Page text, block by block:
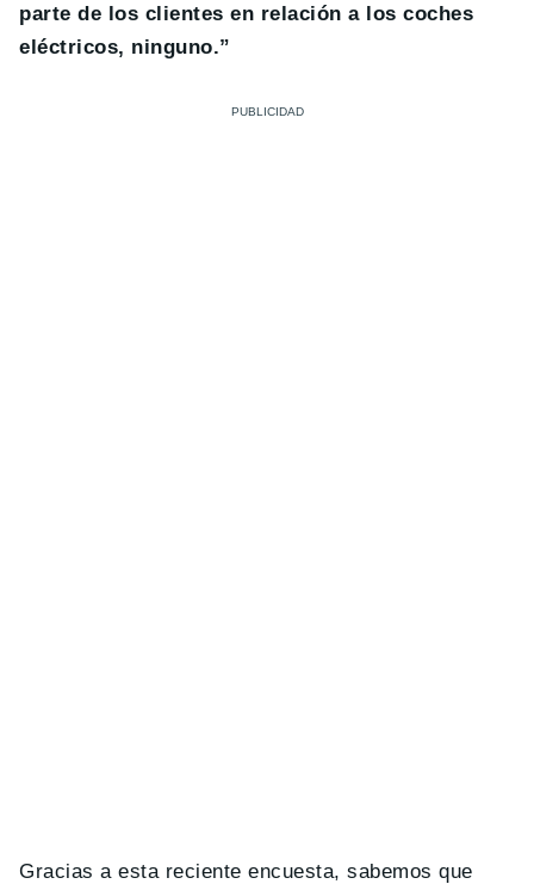
parte de los clientes en relación a los coches
eléctricos, ninguno.”
Gracias a esta reciente encuesta, sabemos que